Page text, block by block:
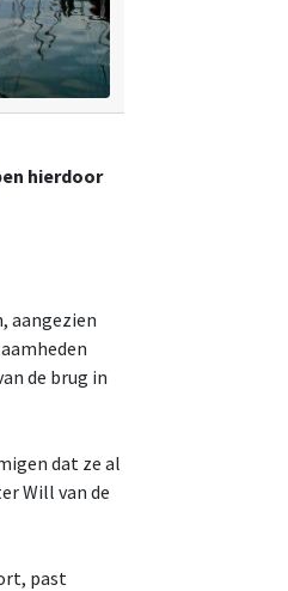
hierdoor
aangezien
de brug in
dat ze al
Will van de
past